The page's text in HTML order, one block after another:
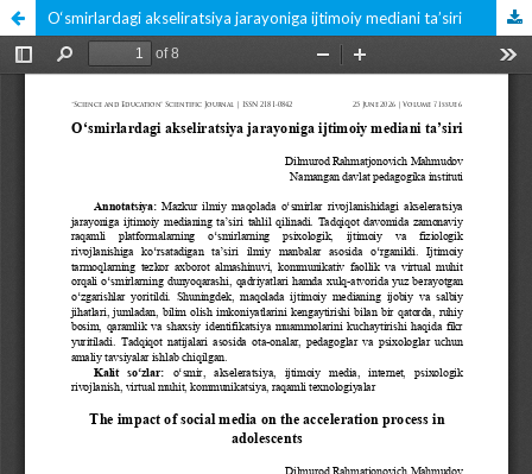
O‘smirlardagi akseliratsiya jarayoniga ijtimoiy mediani ta’siri